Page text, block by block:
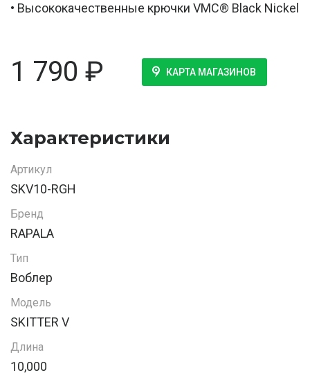
• Высококачественные крючки VMC® Black Nickel
1 790 ₽ КАРТА МАГАЗИНОВ
Характеристики
Артикул
SKV10-RGH
Бренд
RAPALA
Тип
Воблер
Модель
SKITTER V
Длина
10,000